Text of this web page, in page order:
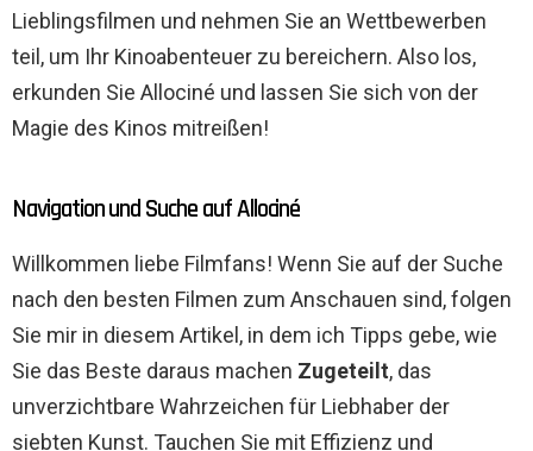
Lieblingsfilmen und nehmen Sie an Wettbewerben
teil, um Ihr Kinoabenteuer zu bereichern. Also los,
erkunden Sie Allociné und lassen Sie sich von der
Magie des Kinos mitreißen!
Navigation und Suche auf Allociné
Willkommen liebe Filmfans! Wenn Sie auf der Suche
nach den besten Filmen zum Anschauen sind, folgen
Sie mir in diesem Artikel, in dem ich Tipps gebe, wie
Sie das Beste daraus machen Zugeteilt, das
unverzichtbare Wahrzeichen für Liebhaber der
siebten Kunst. Tauchen Sie mit Effizienz und